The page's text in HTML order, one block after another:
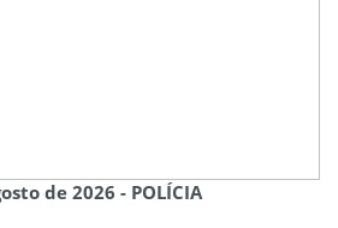
de 2026 - POLÍCIA